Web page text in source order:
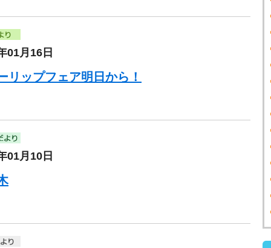
01月16日
リップフェア明日から！
01月10日